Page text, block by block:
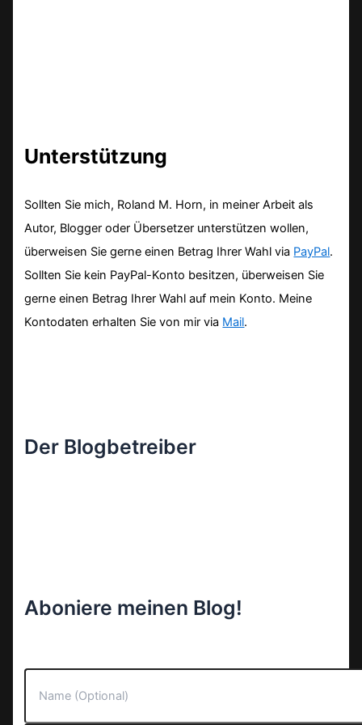
Unterstützung
Sollten Sie mich, Roland M. Horn, in meiner Arbeit als
Autor, Blogger oder Übersetzer unterstützen wollen,
überweisen Sie gerne einen Betrag Ihrer Wahl via PayPal.
Sollten Sie kein PayPal-Konto besitzen, überweisen Sie
gerne einen Betrag Ihrer Wahl auf mein Konto. Meine
Kontodaten erhalten Sie von mir via Mail.
Der Blogbetreiber
Aboniere meinen Blog!